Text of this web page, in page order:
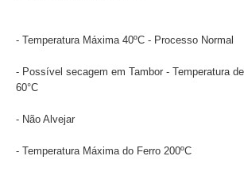
- Temperatura Máxima 40ºC - Processo Normal
- Possível secagem em Tambor - Temperatura
60°C
- Não Alvejar
- Temperatura Máxima do Ferro 200ºC